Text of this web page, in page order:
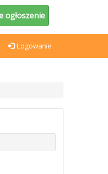
ogłoszenie
Logowanie